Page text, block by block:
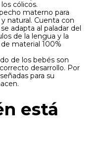
cólicos.
materno para
natural. Cuenta con
adapta al paladar del
de la lengua y la
material 100%
de los bebés son
desarrollo. Por
para su
está